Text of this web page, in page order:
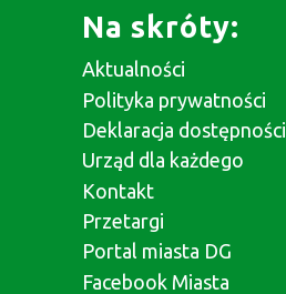
Na skróty:
Aktualności
Polityka prywatności
Deklaracja dostępności
Urząd dla każdego
Kontakt
Przetargi
Portal miasta DG
Facebook Miasta